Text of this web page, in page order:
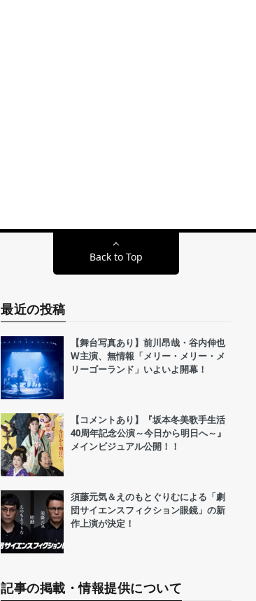
Back to Top
最近の投稿
【舞台写真あり】前川昂哉・谷内伸也
W主演、無情報「メリー・メリー・メ
リーゴーランド」いよいよ開幕！
【コメントあり】『坂本冬美歌手生活
40周年記念公演～今日から明日へ～』
メインビジュアル公開！！
須藤元気＆えのもとぐりむによる「劇
団サイエンスフィクション眼鏡」の新
作上演が決定！
記事の掲載・情報提供について